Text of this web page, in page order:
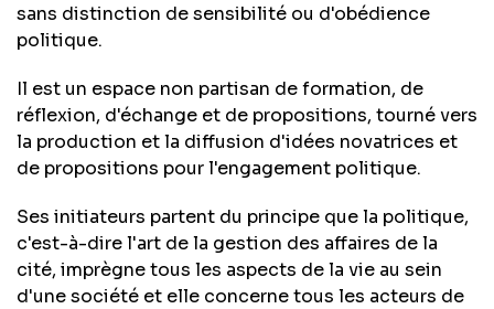
sans distinction de sensibilité ou d'obédience
politique.
Il est un espace non partisan de formation, de
réflexion, d'échange et de propositions, tourné vers
la production et la diffusion d'idées novatrices et
de propositions pour l'engagement politique.
Ses initiateurs partent du principe que la politique,
c'est-à-dire l'art de la gestion des affaires de la
cité, imprègne tous les aspects de la vie au sein
d'une société et elle concerne tous les acteurs de